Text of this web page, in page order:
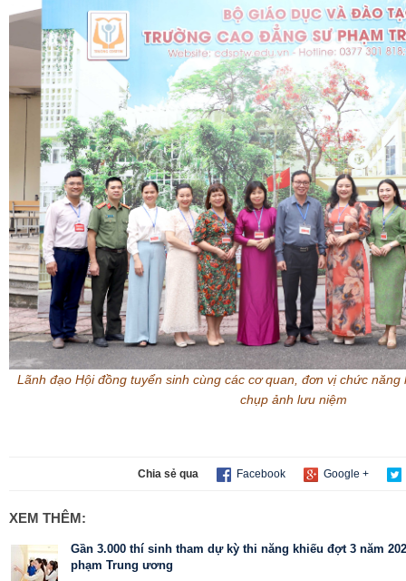
Lãnh đạo Hội đồng tuyển sinhcùng các cơ quan, đơn vị chức
chụp ảnh lưu niệm
Chia sẻ qua Facebook Google +
XEM THÊM:
Gần 3.000 thí sinh tham dự kỳ thi năng khiếu đợt 3 năm
phạm Trung ương